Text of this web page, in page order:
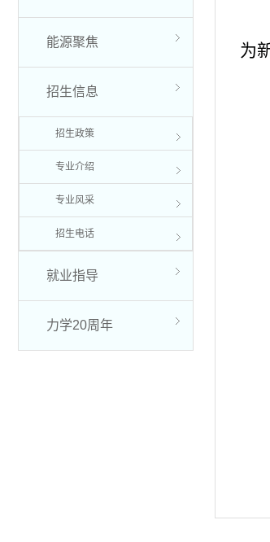
能源聚焦
招生信息
招生政策
专业介绍
专业风采
招生电话
就业指导
力学20周年
为